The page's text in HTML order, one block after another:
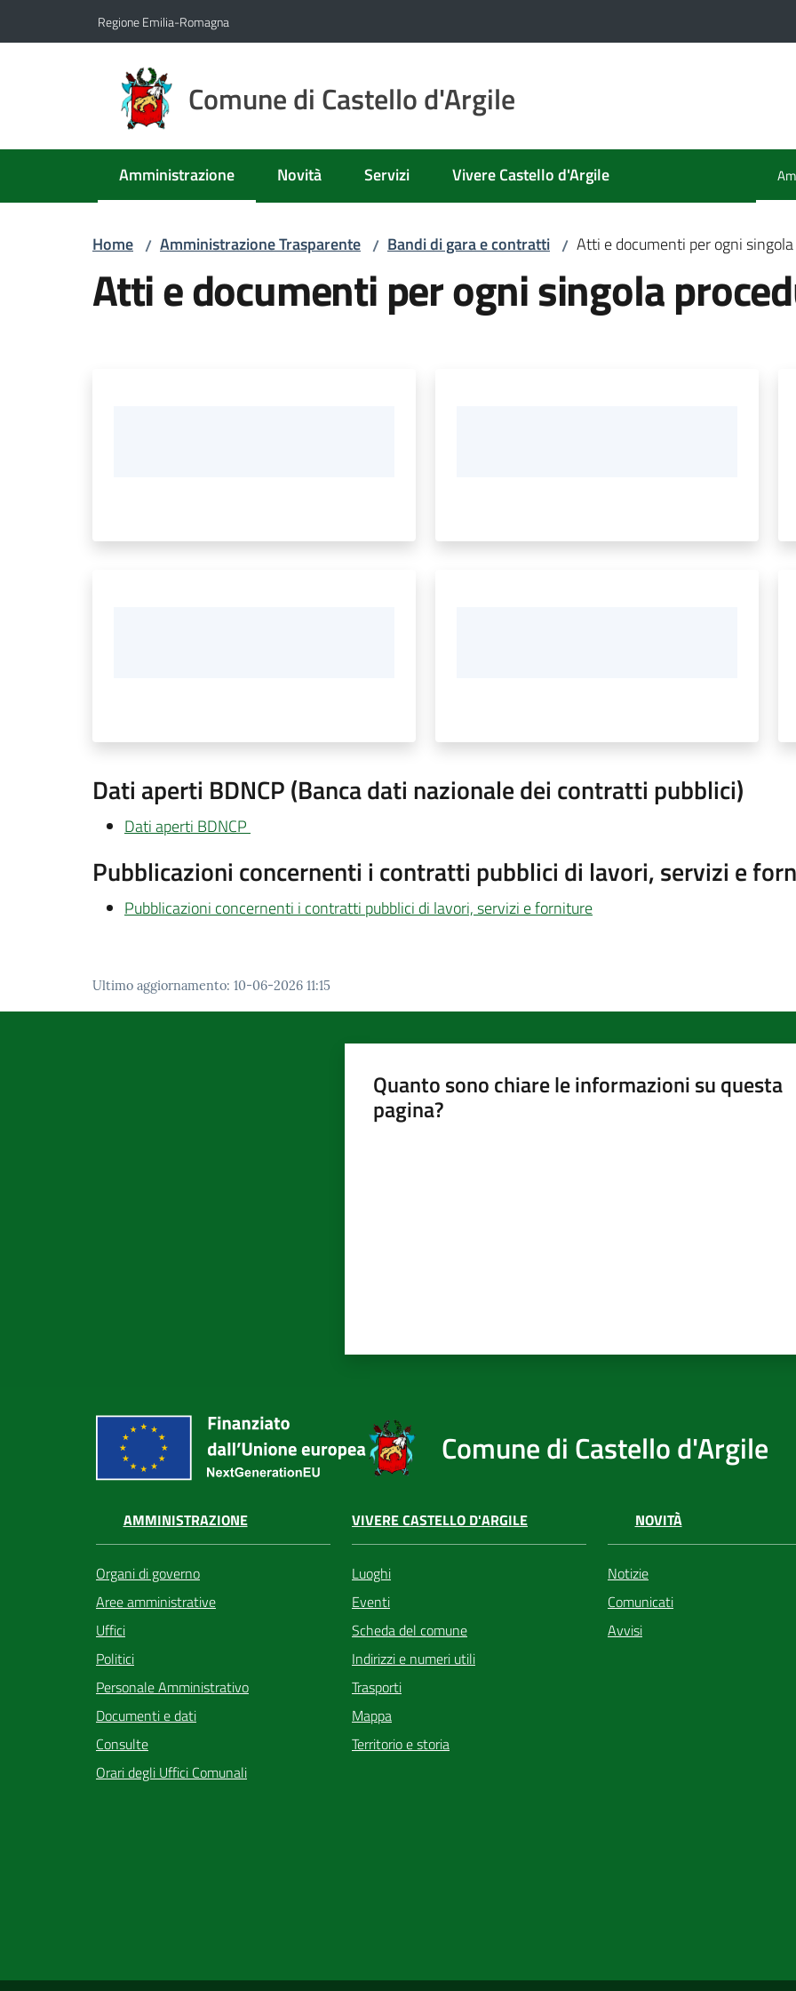
Regione Emilia-Romagna
Comune di Castello d'Argile
Amministrazione
Menu selezionato Novità Servizi Vivere Castello d'Argile
Home / Amministrazione Trasparente / Bandi di gara e contratti / Atti e documenti per ogni
Atti e documenti per ogni singola
Dati aperti BDNCP (Banca dati nazionale dei contratti pubblici)
Dati aperti BDNCP
Pubblicazioni concernenti i contratti pubblici di lavori, servizi e
Pubblicazioni concernenti i contratti pubblici di lavori, servizi e forniture
Ultimo aggiornamento: 10-06-2026 11:15
Quanto sono chiare le informazioni su questa
pagina?
Comune di Castello d'Argile
AMMINISTRAZIONE
Organi di governo
Aree amministrative
Uffici
Politici
Personale Amministrativo
Documenti e dati
Consulte
Orari degli Uffici Comunali
VIVERE CASTELLO D'ARGILE
Luoghi
Eventi
Scheda del comune
Indirizzi e numeri utili
Trasporti
Mappa
Territorio e storia
NOVITÀ
Notizie
Comunicati
Avvisi